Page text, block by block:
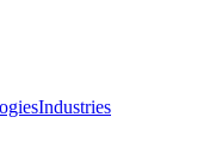
Industries